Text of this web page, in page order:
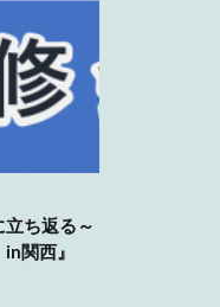
ち返る～
関西』